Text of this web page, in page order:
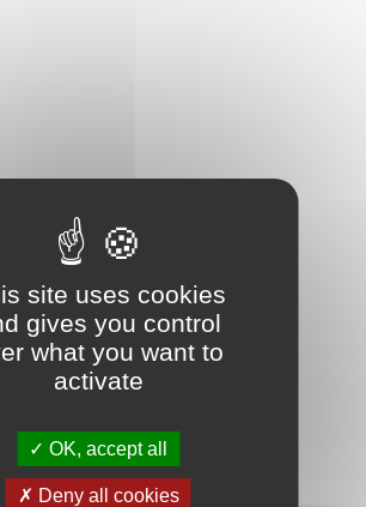
l’Esplanade des 500, ça
d’oeil »
site uses cookies
gives you control
what you want to
activate
OK, accept all
Deny all cookies